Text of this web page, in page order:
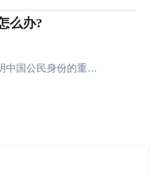
么办?
国公民身份的重…